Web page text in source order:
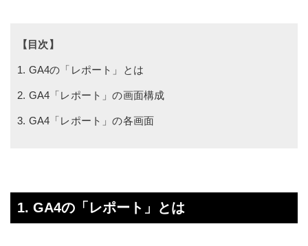
【目次】
1. GA4の「レポート」とは
2. GA4「レポート」の画面構成
3. GA4「レポート」の各画面
1. GA4の「レポート」とは